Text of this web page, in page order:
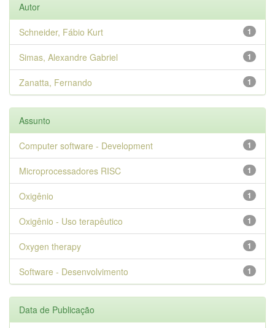
Autor
1
Schneider, Fábio Kurt
1
Simas, Alexandre Gabriel
1
Zanatta, Fernando
Assunto
1
Computer software - Development
1
Microprocessadores RISC
1
Oxigênio
1
Oxigênio - Uso terapêutico
1
Oxygen therapy
1
Software - Desenvolvimento
Data de Publicação